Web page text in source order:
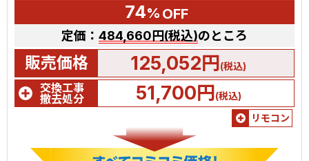
74% OFF
定価： 484,660円(税込)のところ
販売価格 125,052円(税込)
交換工事
撤去処分
51,700円(税込)
リモコン